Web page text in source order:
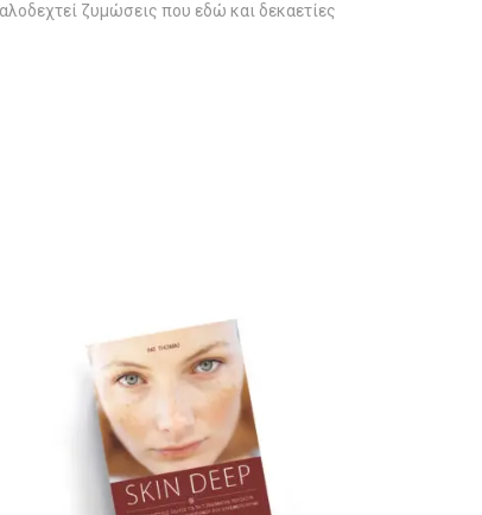
ζυμώσεις που εδώ και δεκαετίες